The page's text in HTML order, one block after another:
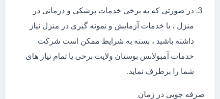
در صورتی که به برخی خدمات پزشکی و درمانی در
منزل ، یا خدمات آزمایش و نمونه گیری در منزل نیاز
داشته باشید ، بسته به شرایط ممکن است شرکت
خدمات آمبولانس بوستان ولایت برخی یا تمام نیاز های
شما را برطرف نماید.
صرفه جویی در زمان